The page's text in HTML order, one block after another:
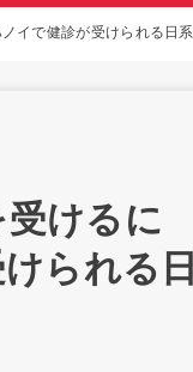
イで健診が受けられる日
受けるに
られる日